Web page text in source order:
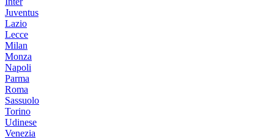
Juventus
Lazio
Lecce
Milan
Monza
Napoli
Parma
Roma
Sassuolo
Torino
Udinese
Venezia